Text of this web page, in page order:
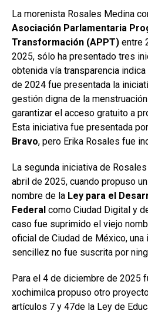
La morenista Rosales Medina
Asociación Parlamentaria
Transformación (APPT) entre
2025, sólo ha presentado tres
obtenida vía transparencia
de 2024 fue presentada la
gestión digna de la
garantizar el acceso gratuito a
Esta iniciativa fue presentada
Bravo, pero Erika Rosales fue
La segunda iniciativa de
abril de 2025, cuando propuso
nombre de la Ley para el
Federal como Ciudad Digital y
caso fue suprimido el viejo
oficial de Ciudad de México,
sencillez no fue suscrita por
Para el 4 de diciembre de 2025
xochimilca propuso otro
artículos 7 y 47de la Ley de